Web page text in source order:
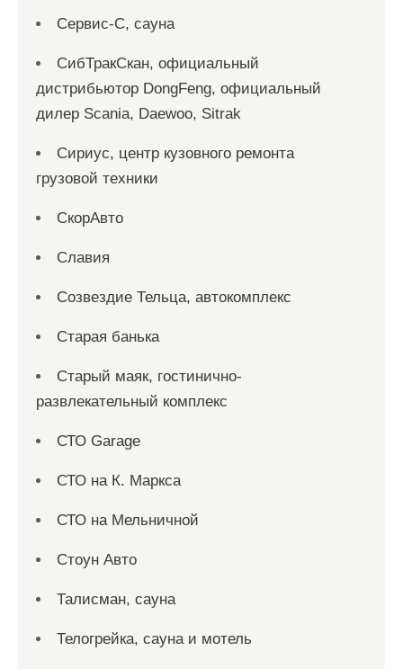
Сервис-С, сауна
СибТракСкан, официальный
дистрибьютор DongFeng, официальный
дилер Scania, Daewoo, Sitrak
Сириус, центр кузовного ремонта
грузовой техники
СкорАвто
Славия
Созвездие Тельца, автокомплекс
Старая банька
Старый маяк, гостинично-
развлекательный комплекс
СТО Garage
СТО на К. Маркса
СТО на Мельничной
Стоун Авто
Талисман, сауна
Телогрейка, сауна и мотель